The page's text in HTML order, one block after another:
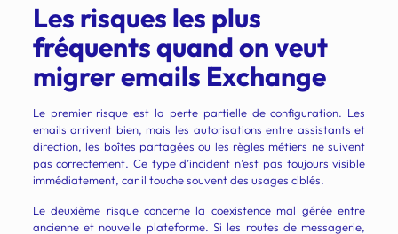
Les risques les plus
fréquents quand on veut
migrer emails Exchange
Le premier risque est la perte partielle de configuration. Les
emails arrivent bien, mais les autorisations entre assistants et
direction, les boîtes partagées ou les règles métiers ne suivent
pas correctement. Ce type d’incident n’est pas toujours visible
immédiatement, car il touche souvent des usages ciblés.
Le deuxième risque concerne la coexistence mal gérée entre
ancienne et nouvelle plateforme. Si les routes de messagerie,